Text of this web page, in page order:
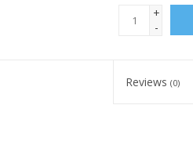
+
-
Reviews(0)